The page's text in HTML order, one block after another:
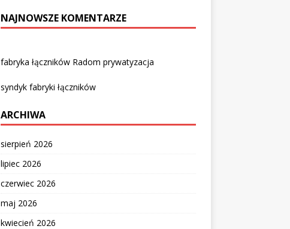
NAJNOWSZE KOMENTARZE
fabryka łączników Radom prywatyzacja
syndyk fabryki łączników
ARCHIWA
sierpień 2026
lipiec 2026
czerwiec 2026
maj 2026
kwiecień 2026